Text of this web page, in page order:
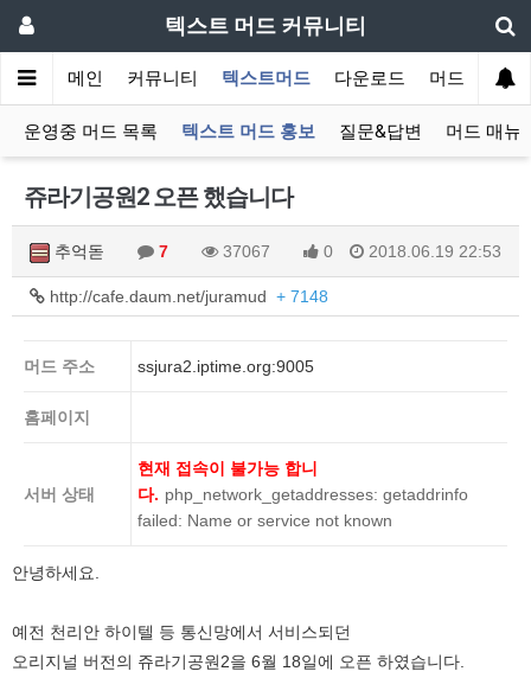
텍스트 머드 커뮤니티
메인 커뮤니티 텍스트머드 다운로드 머드 잡담
운영중 머드 목록 텍스트 머드 홍보 질문&답변 머드 매뉴
쥬라기공원2 오픈 했습니다
추억돋 7 37067 0 2018.06.19 22:53
http://cafe.daum.net/juramud + 7148
머드 주소 ssjura2.iptime.org:9005
홈페이지
서버 상태
현재 접속이 불가능 합니
다. php_network_getaddresses: getaddrinfo
failed: Name or service not known
안녕하세요.
예전 천리안 하이텔 등 통신망에서 서비스되던
오리지널 버전의 쥬라기공원2을 6월 18일에 오픈 하였습니다.